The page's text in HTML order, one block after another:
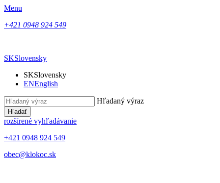
Menu
+421 0948 924 549
SKSlovensky
SKSlovensky
ENEnglish
Hľadaný výraz
Hľadať
rozšírené vyhľadávanie
+421 0948 924 549
obec@klokoc.sk